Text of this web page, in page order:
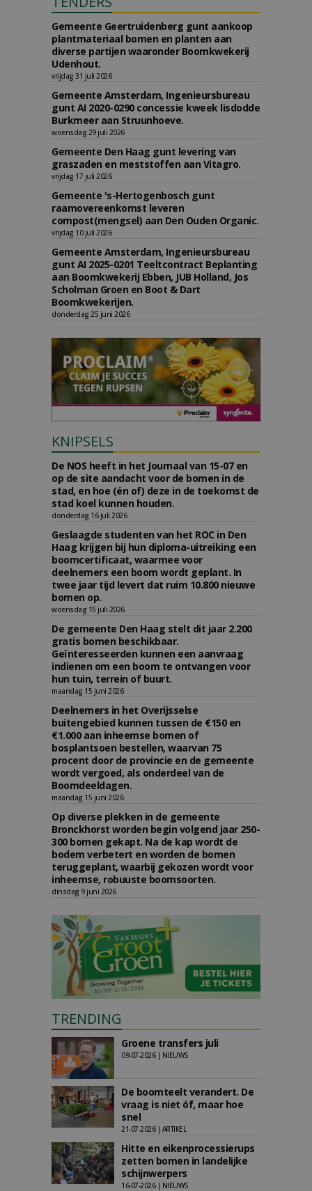
Gemeente Geertruidenberg gunt aankoop
plantmateriaal bomen en planten aan
diverse partijen waaronder Boomkwekerij
Udenhout.
vrijdag 31 juli 2026
Gemeente Amsterdam, Ingenieursbureau
gunt AI 2020-0290 concessie kweek lisdodde
Burkmeer aan Struunhoeve.
woensdag 29 juli 2026
Gemeente Den Haag gunt levering van
graszaden en meststoffen aan Vitagro.
vrijdag 17 juli 2026
Gemeente 's-Hertogenbosch gunt
raamovereenkomst leveren
compost(mengsel) aan Den Ouden Organic.
vrijdag 10 juli 2026
Gemeente Amsterdam, Ingenieursbureau
gunt AI 2025-0201 Teeltcontract Beplanting
aan Boomkwekerij Ebben, JUB Holland, Jos
Scholman Groen en Boot & Dart
Boomkwekerijen.
donderdag 25 juni 2026
KNIPSELS
De NOS heeft in het Journaal van 15-07 en
op de site aandacht voor de bomen in de
stad, en hoe (én of) deze in de toekomst de
stad koel kunnen houden.
donderdag 16 juli 2026
Geslaagde studenten van het ROC in Den
Haag krijgen bij hun diploma-uitreiking een
boomcertificaat, waarmee voor
deelnemers een boom wordt geplant. In
twee jaar tijd levert dat ruim 10.800 nieuwe
bomen op.
woensdag 15 juli 2026
De gemeente Den Haag stelt dit jaar 2.200
gratis bomen beschikbaar.
Geïnteresseerden kunnen een aanvraag
indienen om een boom te ontvangen voor
hun tuin, terrein of buurt.
maandag 15 juni 2026
Deelnemers in het Overijsselse
buitengebied kunnen tussen de €150 en
€1.000 aan inheemse bomen of
bosplantsoen bestellen, waarvan 75
procent door de provincie en de gemeente
wordt vergoed, als onderdeel van de
Boomdeeldagen.
maandag 15 juni 2026
Op diverse plekken in de gemeente
Bronckhorst worden begin volgend jaar 250-
300 bomen gekapt. Na de kap wordt de
bodem verbetert en worden de bomen
teruggeplant, waarbij gekozen wordt voor
inheemse, robuuste boomsoorten.
dinsdag 9 juni 2026
TRENDING
Groene transfers juli
09-07-2026 | NIEUWS
De boomteelt verandert. De
vraag is niet óf, maar hoe
snel
21-07-2026 | ARTIKEL
Hitte en eikenprocessierups
zetten bomen in landelijke
schijnwerpers
16-07-2026 | NIEUWS